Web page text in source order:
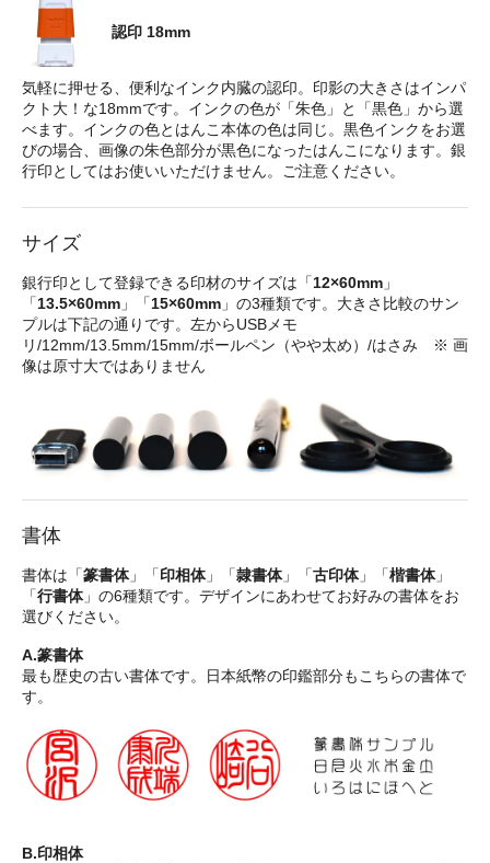
認印 18mm
気軽に押せる、便利なインク内臓の認印。印影の大きさはインパ
クト大！な18mmです。インクの色が「朱色」と「黒色」から選
べます。インクの色とはんこ本体の色は同じ。黒色インクをお選
びの場合、画像の朱色部分が黒色になったはんこになります。銀
行印としてはお使いいただけません。ご注意ください。
サイズ
銀行印として登録できる印材のサイズは「12×60mm 」
「13.5×60mm 」「15×60mm 」の3種類です。大きさ比較のサン
プルは下記の通りです。左からUSBメモ
リ/12mm/13.5mm/15mm/ボールペン（やや太め）/はさみ ※ 画
像は原寸大ではありません
書体
書体は「篆書体」「印相体」「隷書体」「古印体」「楷書体」
「行書体」の6種類です。デザインにあわせてお好みの書体をお
選びください。
A.篆書体
最も歴史の古い書体です。日本紙幣の印鑑部分もこちらの書体で
す。
B.印相体